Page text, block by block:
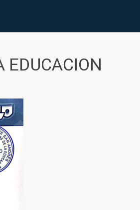
EDUCACION